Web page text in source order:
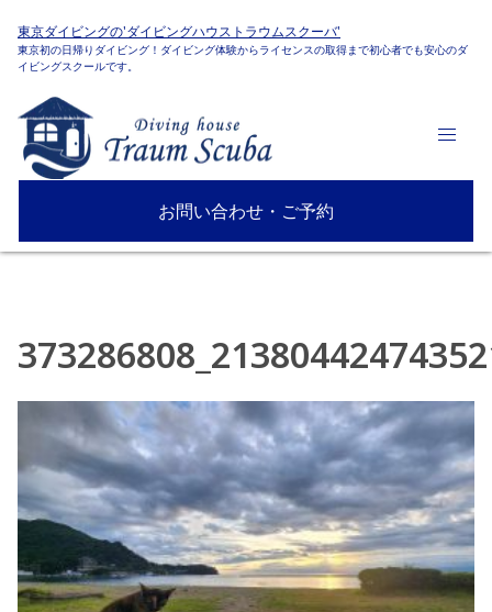
東京ダイビングの'ダイビングハウストラウムスクーバ'
東京初の日帰りダイビング！ダイビング体験からライセンスの取得まで初心者でも安心のダ
イビングスクールです。
お問い合わせ・ご予約